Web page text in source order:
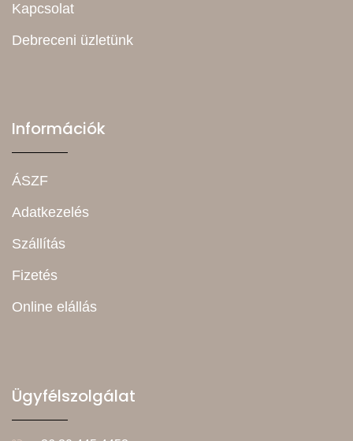
Kapcsolat
Debreceni üzletünk
Információk
ÁSZF
Adatkezelés
Szállítás
Fizetés
Online elállás
Ügyfélszolgálat